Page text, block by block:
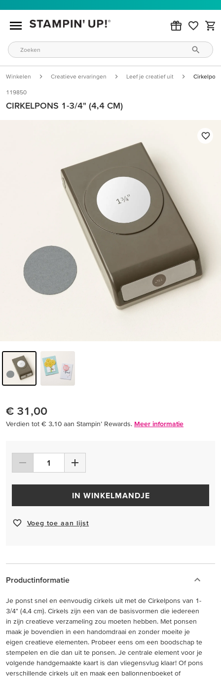
Winkelen Creatieve ervaringen Leef je creatief uit
119850
CIRKELPONS 1-3/4" (4,4 CM)
€ 31,00
Verdien tot € 3,10 aan Stampin’ Rewards. Meer informatie
IN WINKELMANDJE
Voeg toe aan lijst
Productinformatie
Je ponst snel en eenvoudig cirkels uit met de Cirkelpons van 1-
3/4" (4,4 cm). Cirkels zijn een van de basisvormen die iedereen
in zijn creatieve verzameling zou moeten hebben. Met ponsen
maak je bovendien in een handomdraai en zonder moeite je
eigen creatieve elementen. Probeer eens om een boodschap te
stempelen en die dan uit te ponsen. Je centrale element voor je
volgende handgemaakte kaart is dan vliegensvlug klaar! Of pons
verschillende cirkels uit en maak een ballonnenboeket of